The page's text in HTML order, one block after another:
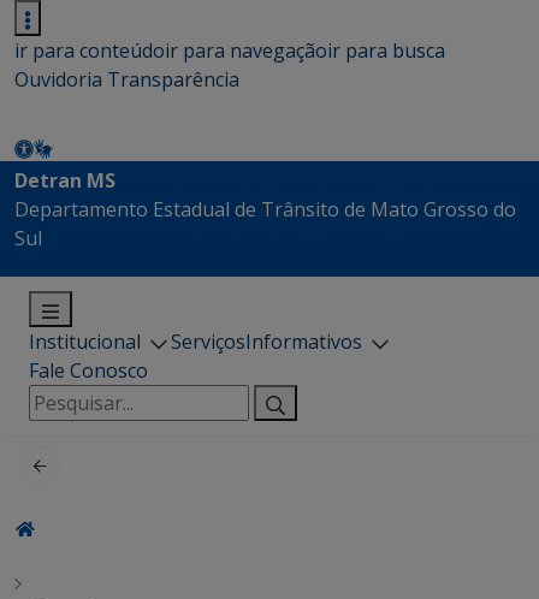
ir para conteúdoir para navegaçãoir para busca
Ouvidoria Transparência
Detran MS
Departamento Estadual de Trânsito de Mato Grosso do
Sul
Institucional ServiçosInformativos
Fale Conosco
Pesquisar
por: